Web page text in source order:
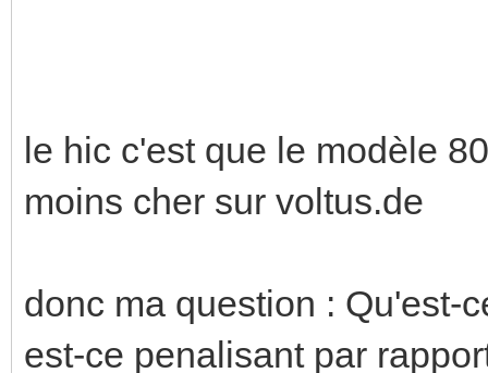
le hic c'est que le modèle
moins cher sur voltus.de
donc ma question : Qu'est-
est-ce penalisant par